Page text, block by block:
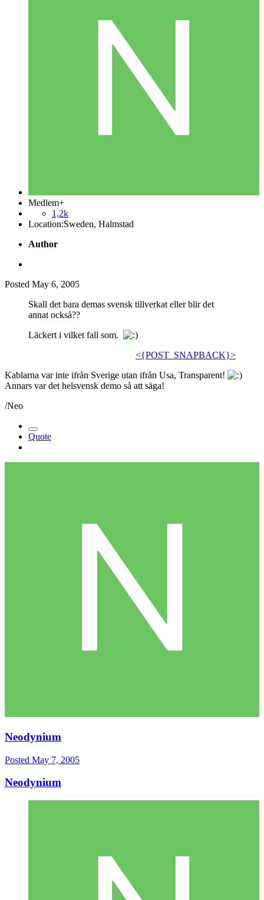
Medlem+
1,2k
Location:Sweden, Halmstad
Author
Posted May 6, 2005
Skall det bara demas svensk tillverkat eller blir det
annat också??
Läckert i vilket fall som.
<{POST_SNAPBACK}>
Kablarna var inte ifrån Sverige utan ifrån Usa, Transparent!
Annars var det helsvensk demo så att säga!
/Neo
Quote
Neodynium
Posted May 7, 2005
Neodynium